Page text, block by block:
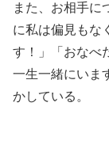
また、お相手に
に私は偏見もな
す！」「おなべ
一生一緒にいま
かしている。